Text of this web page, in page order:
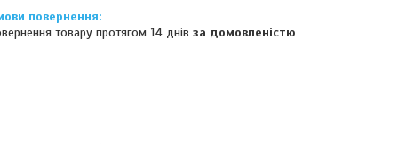
товару протягом 14 днівза домовленістю